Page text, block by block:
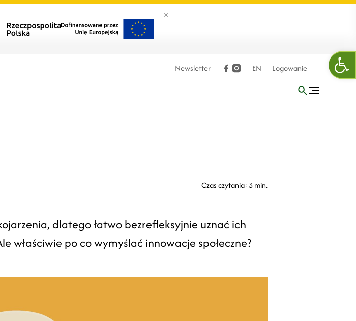
Zamknij banner
Newsletter EN Logowanie
Czas czytania: 3 min.
dlatego łatwo bezrefleksyjnie uznać ich
właściwie po co wymyślać innowacje społeczne?